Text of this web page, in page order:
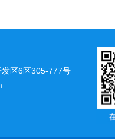
区6区305-777号